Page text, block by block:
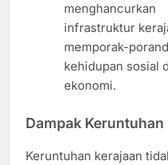
menghancurkan
infrastruktur
memporak-
kehidupan sosial
ekonomi.
Dampak Keruntuhan
Keruntuhan kerajaan